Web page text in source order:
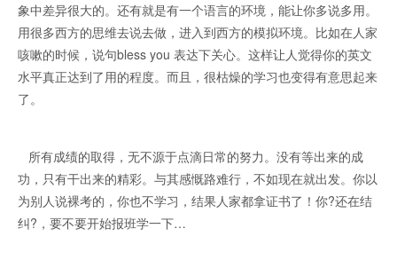
象中差异很大的。还有就是有一个语言的环境，能让你多说多用。
用很多西方的思维去说去做，进入到西方的模拟环境。比如在人家
咳嗽的时候，说句bless you 表达下关心。这样让人觉得你的英文
水平真正达到了用的程度。而且，很枯燥的学习也变得有意思起来
了。
所有成绩的取得，无不源于点滴日常的努力。没有等出来的成
功，只有干出来的精彩。与其感慨路难行，不如现在就出发。你以
为别人说裸考的，你也不学习，结果人家都拿证书了！你?还在结
纠?，要不要开始报班学一下…